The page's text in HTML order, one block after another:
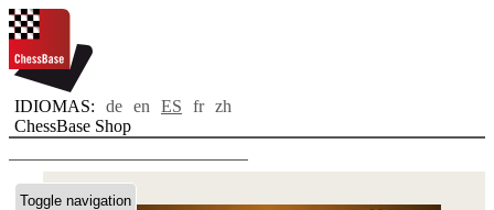
IDIOMAS: de en ES fr zh
ChessBase Shop
Toggle navigation